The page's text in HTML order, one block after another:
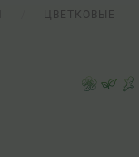
ЦВЕТКОВЫЕ